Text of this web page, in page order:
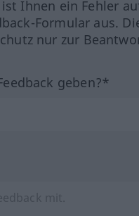
Ihnen ein Fehler
Formular aus.
nur zur
geben?*